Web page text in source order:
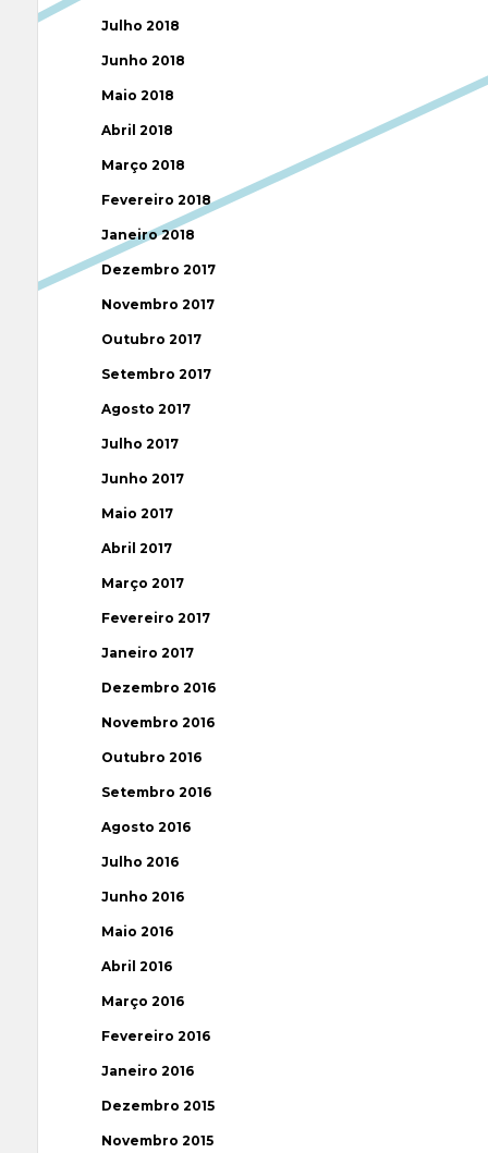
Julho 2018
Junho 2018
Maio 2018
Abril 2018
Março 2018
Fevereiro 2018
Janeiro 2018
Dezembro 2017
Novembro 2017
Outubro 2017
Setembro 2017
Agosto 2017
Julho 2017
Junho 2017
Maio 2017
Abril 2017
Março 2017
Fevereiro 2017
Janeiro 2017
Dezembro 2016
Novembro 2016
Outubro 2016
Setembro 2016
Agosto 2016
Julho 2016
Junho 2016
Maio 2016
Abril 2016
Março 2016
Fevereiro 2016
Janeiro 2016
Dezembro 2015
Novembro 2015